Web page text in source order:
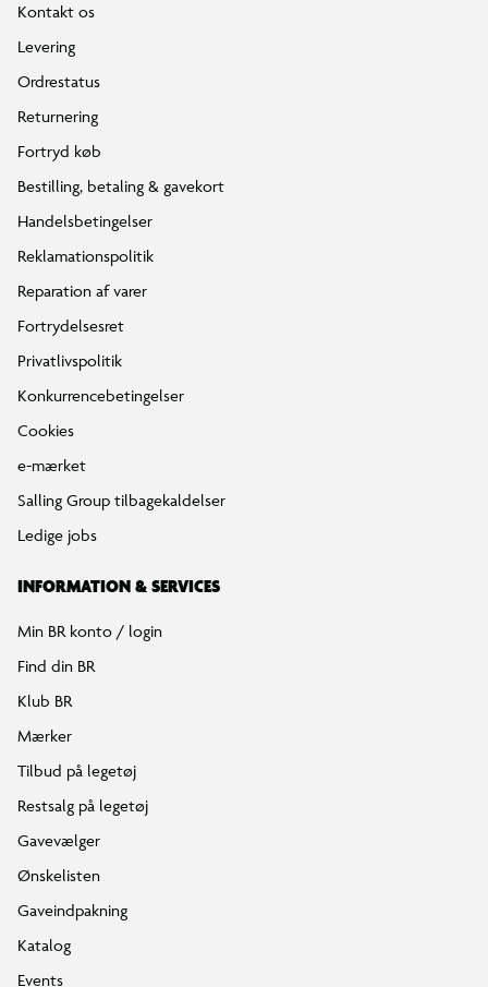
Kontakt os
Levering
Ordrestatus
Returnering
Fortryd køb
Bestilling, betaling & gavekort
Handelsbetingelser
Reklamationspolitik
Reparation af varer
Fortrydelsesret
Privatlivspolitik
Konkurrencebetingelser
Cookies
e-mærket
Salling Group tilbagekaldelser
Ledige jobs
INFORMATION & SERVICES
Min BR konto / login
Find din BR
Klub BR
Mærker
Tilbud på legetøj
Restsalg på legetøj
Gavevælger
Ønskelisten
Gaveindpakning
Katalog
Events